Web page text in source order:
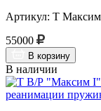
Артикул: Т
55000
В корзину
В наличии